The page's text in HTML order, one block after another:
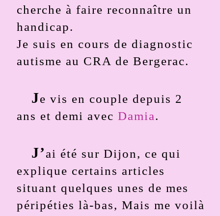
cherche à faire reconnaître un
handicap.
Je suis en cours de diagnostic
autisme au CRA de Bergerac.
Je vis en couple depuis 2
ans et demi avecDamia.
J’ai été sur Dijon, ce qui
explique certains articles
situant quelques unes de mes
péripéties là-bas, Mais me voilà